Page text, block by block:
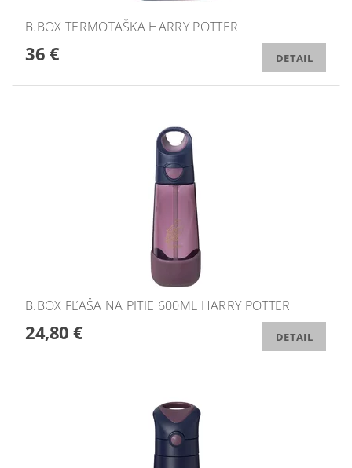
B.BOX TERMOTAŠKA HARRY POTTER
36 € DETAIL
B.BOX FĽAŠA NA PITIE 600ML HARRY POTTER
24,80 € DETAIL